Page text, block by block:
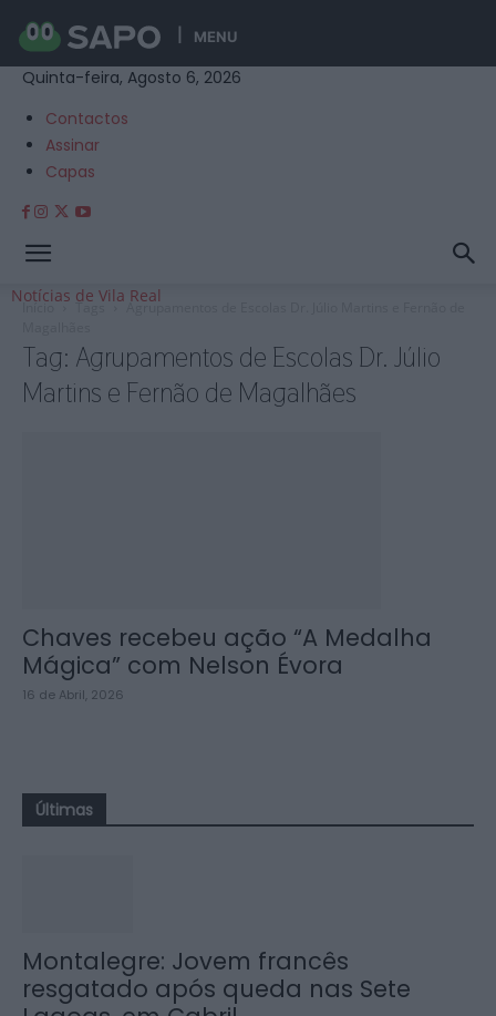
MENU
Quinta-feira, Agosto 6, 2026
Contactos
Assinar
Capas
Notícias de Vila Real
Início Tags
Agrupamentos de Escolas Dr. Júlio Martins e Fernão de
Tag: Agrupamentos de Escolas Dr. Júlio
Martins e Fernão de Magalhães
Chaves recebeu ação “A Medalha
Mágica” com Nelson Évora
16 de Abril, 2026
Últimas
Montalegre: Jovem francês
resgatado após queda nas Sete